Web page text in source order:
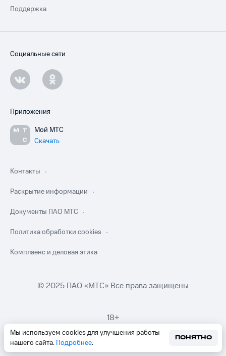
Мы используем cookies для улучшения работы
нашего сайта. Подробнее.
ПОНЯТНО
Поддержка
Социальные сети
Приложения
Мой МТС
Скачать
Контакты
Раскрытие информации
Документы ПАО МТС
Политика обработки cookies
Комплаенс и деловая этика
© 2025 ПАО «МТС» Все права защищены
18+